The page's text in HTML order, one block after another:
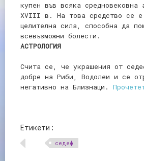
купен във всяка средновековна
ХVІІІ в. На това средство се е
целителна сила, способна да
всевъзможни болести.
АСТРОЛОГИЯ
Счита се, че украшения от
добре на Риби, Водолеи и се
негативно на Близнаци.
Етикети:
седеф